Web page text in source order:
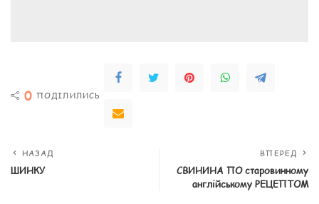
0 ПОДІЛИЛИСЬ
НАЗАД
ШИНКУ
ВПЕРЕД
СВИНИНА ПО старовинному
англійському РЕЦЕПТОМ